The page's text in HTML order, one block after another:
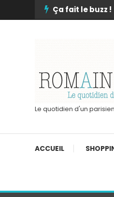
To
Ça fait le buzz !
Le quotidien d'un
ACCUEIL